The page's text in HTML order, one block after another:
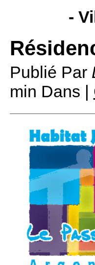
-
Publié Par
min Dans |